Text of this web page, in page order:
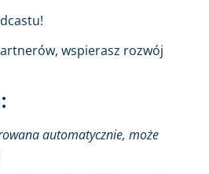
wspierasz rozwój
automatycznie, może